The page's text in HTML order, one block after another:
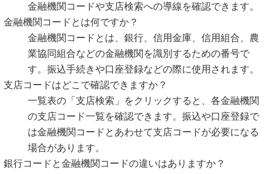
金融機関コードや支店検索への導線を確認できます。
金融機関コードとは何ですか？
金融機関コードとは、銀行、信用金庫、信用組合、農
業協同組合などの金融機関を識別するための番号で
す。振込手続きや口座登録などの際に使用されます。
支店コードはどこで確認できますか？
一覧表の「支店検索」をクリックすると、各金融機関
の支店コード一覧を確認できます。振込や口座登録で
は金融機関コードとあわせて支店コードが必要になる
場合があります。
銀行コードと金融機関コードの違いはありますか？